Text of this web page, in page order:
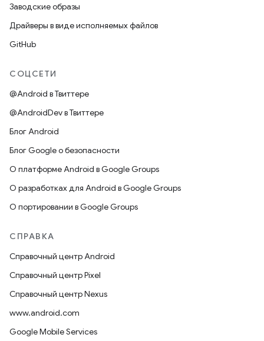
Заводские образы
Драйверы в виде исполняемых файлов
GitHub
СОЦСЕТИ
@Android в Твиттере
@AndroidDev в Твиттере
Блог Android
Блог Google о безопасности
О платформе Android в Google Groups
О разработках для Android в Google Groups
О портировании в Google Groups
СПРАВКА
Справочный центр Android
Справочный центр Pixel
Справочный центр Nexus
www.android.com
Google Mobile Services